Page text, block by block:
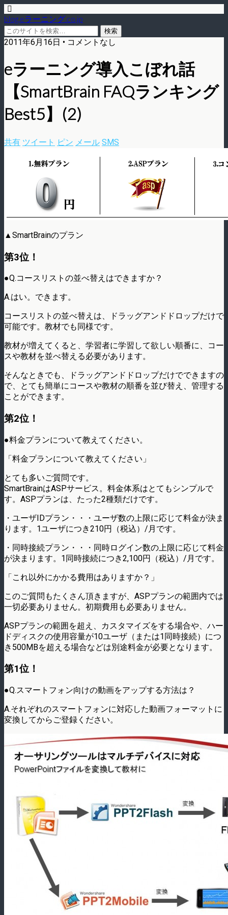
blog.eラーニング.co.jp
2011年6月16日 • コメントなし
eラーニング導入こぼれ話
【SmartBrain FAQランキング
Best5】(2)
共有 ツイート ピン メール SMS
▲SmartBrainのプラン
第3位！
●Q.コースリストの並べ替えはできますか？
A.はい。できます。
コースリストの並べ替えは、ドラッグアンドドロップだけで
可能です。教材でも同様です。
教材が増えてくると、学習者に学習して欲しい順番に、コー
スや教材を並べ替える必要があります。
そんなときでも、ドラッグアンドドロップだけでできますの
で、とても簡単にコースや教材の順番を並び替え、管理する
ことができます。
第2位！
●料金プランについて教えてください。
「料金プランについて教えてください」
とても多いご質問です。
SmartBrainはASPサービス。料金体系はとてもシンプルで
す。ASPプランは、たった2種類だけです。
・ユーザIDプラン・・・ユーザ数の上限に応じて料金が決ま
ります。1ユーザにつき210円（税込）/月です。
・同時接続プラン・・・同時ログイン数の上限に応じて料金
が決まります。1同時接続につき2,100円（税込）/月です。
「これ以外にかかる費用はありますか？」
このご質問もたくさん頂きますが、ASPプランの範囲内では
一切必要ありません。初期費用も必要ありません。
ASPプランの範囲を超え、カスタマイズをする場合や、ハー
ドディスクの使用容量が10ユーザ（または1同時接続）につ
き500MBを超える場合などは別途料金が必要となります。
第1位！
●Q.スマートフォン向けの動画をアップする方法は？
A.それぞれのスマートフォンに対応した動画フォーマットに
変換してからご登録ください。